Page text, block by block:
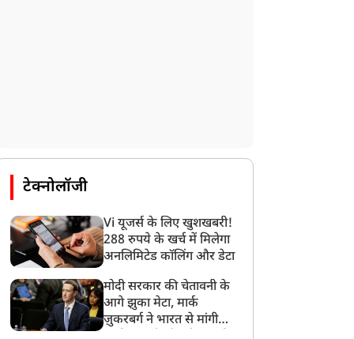
मनोरंजन
टेक्नोलॉजी
Vi यूजर्स के लिए खुशखबरी!
288 रुपये के खर्च में मिलेगा
अनलिमिटेड कॉलिंग और डेटा
मोदी सरकार की चेतावनी के
आगे झुका मेटा, मार्क
ज़ुकरबर्ग ने भारत से मांगी